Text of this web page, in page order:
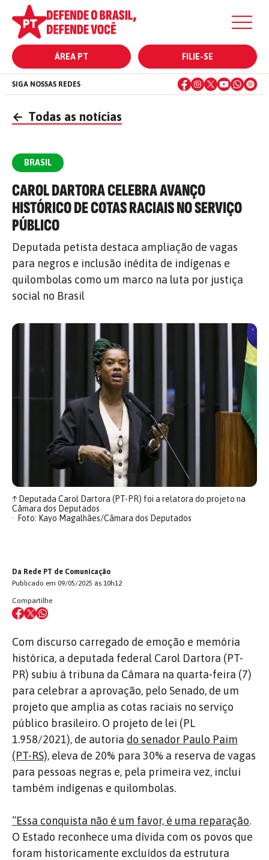
ÁREA PT FILIE-SE
SIGA NOSSAS REDES
← Todas as notícias
BRASIL
CAROL DARTORA CELEBRA AVANÇO
HISTÓRICO DE COTAS RACIAIS NO SERVIÇO
PÚBLICO
Deputada petista destaca ampliação de vagas
para negros e inclusão inédita de indígenas e
quilombolas como um marco na luta por justiça
social no Brasil
↑Deputada Carol Dartora (PT-PR) foi a relatora do projeto na
Câmara dos Deputados
Foto: Kayo Magalhães/Câmara dos Deputados
Da Rede PT de Comunicação
Publicado em 09/05/2025 às 10h12
Compartilhe
Com discurso carregado de emoção e memória
histórica, a deputada federal Carol Dartora (PT-
PR) subiu à tribuna da Câmara na quarta-feira (7)
para celebrar a aprovação, pelo Senado, de um
projeto que amplia as cotas raciais no serviço
público brasileiro. O projeto de lei (PL
1.958/2021), de autoria do senador Paulo Paim
(PT-RS), eleva de 20% para 30% a reserva de vagas
para pessoas negras e, pela primeira vez, inclui
também indígenas e quilombolas.
“Essa conquista não é um favor, é uma reparação.
O Estado reconhece uma dívida com os povos que
foram historicamente excluídos da estrutura